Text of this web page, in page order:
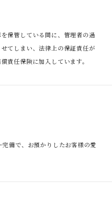
保管している間に、管理者の過
てしまい、法律上の保証責任が
責任保険に加入しています。
備で、お預かりしたお客様の愛